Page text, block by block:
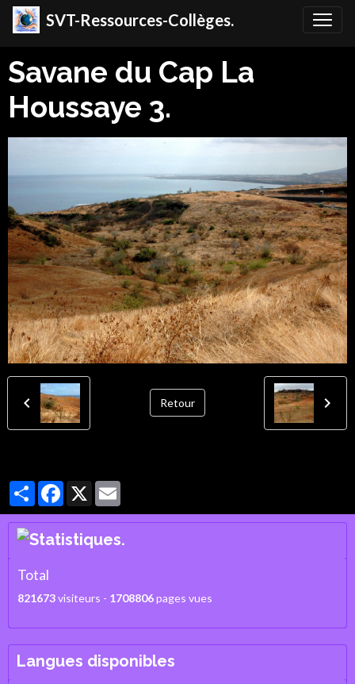
SVT-Ressources-Collèges.
Savane du Cap La
Houssaye 3.
Retour
PartagerFacebook
X
Total
821673visiteurs - 1708806pages vues
Langues disponibles